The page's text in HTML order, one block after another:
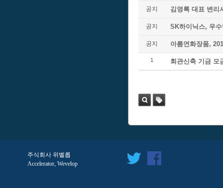
공지 김영록 대표 변리
공지 SK하이닉스, 우
공지 아름연화장품,
1 회관신축 기금 모
주식회사 위벨롭
Accelerator, Wevelop